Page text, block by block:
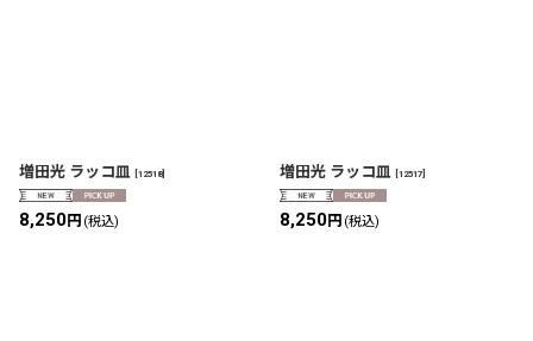
増田光 ラッコ皿 12518]
8,250円 (税込)
増田光 ラッコ皿 12517
8,250円 (税込)